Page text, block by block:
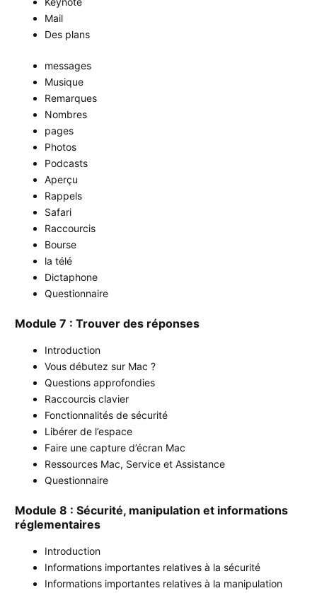
Mail
Des plans
messages
Musique
Remarques
Nombres
pages
Photos
Podcasts
Aperçu
Rappels
Safari
Raccourcis
Bourse
la télé
Dictaphone
Questionnaire
Module 7 : Trouver des réponses
Introduction
Vous débutez sur Mac ?
Questions approfondies
Raccourcis clavier
Fonctionnalités de sécurité
Libérer de l’espace
Faire une capture d’écran Mac
Ressources Mac, Service et Assistance
Questionnaire
Module 8 : Sécurité, manipulation et informations
réglementaires
Introduction
Informations importantes relatives à la sécurité
Informations importantes relatives à la manipulation